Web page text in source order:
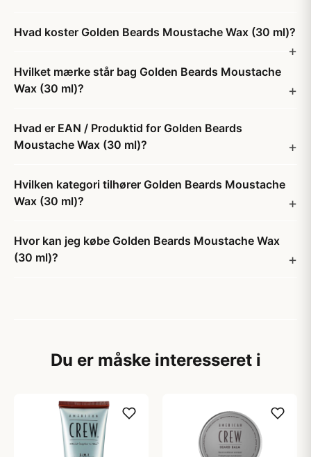
Hvad koster Golden Beards Moustache Wax (30 ml)?
Hvilket mærke står bag Golden Beards Moustache
Wax (30 ml)?
Hvad er EAN / Produktid for Golden Beards
Moustache Wax (30 ml)?
Hvilken kategori tilhører Golden Beards Moustache
Wax (30 ml)?
Hvor kan jeg købe Golden Beards Moustache Wax
(30 ml)?
Du er måske interesseret i